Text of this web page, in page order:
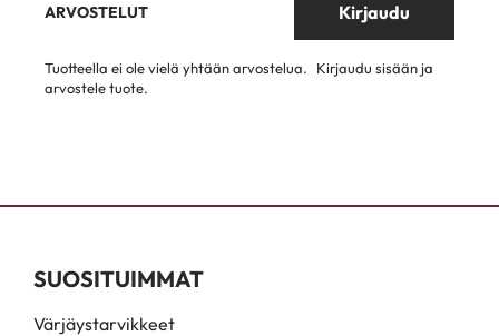
ARVOSTELUT Kirjaudu
Tuotteella ei ole vielä yhtään arvostelua.
Kirjaudu sisään ja
arvostele tuote.
SUOSITUIMMAT
Värjäystarvikkeet